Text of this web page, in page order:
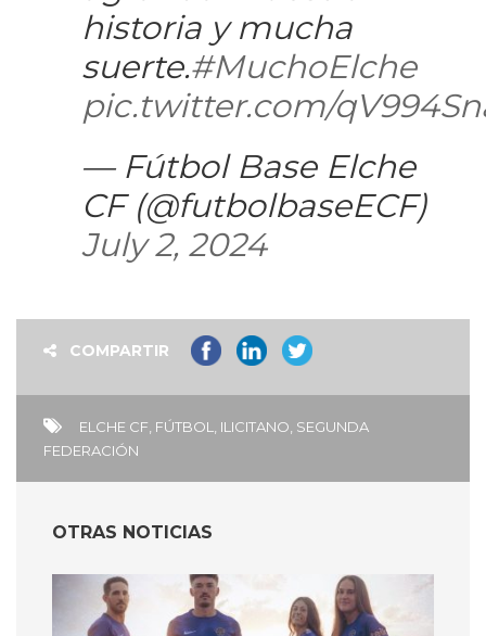
historia y mucha
suerte.#MuchoElche
pic.twitter.com/
— Fútbol Base Elche
CF (@futbolbaseECF)
July 2, 2024
COMPARTIR
ELCHE CF FÚTBOL ILICITANO SEGUNDA
FEDERACIÓN
OTRAS NOTICIAS